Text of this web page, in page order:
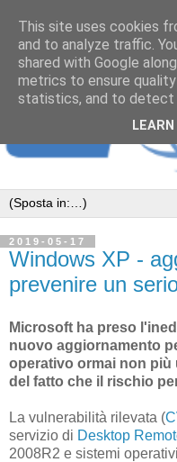
2019-05-17
Windows XP -
prevenire un
Microsoft ha preso
nuovo aggiornamento
operativo ormai non
del fatto che il rischio
La vulnerabilità rilevata (
servizio di Desktop
2008R2 e sistemi
This site uses cookies
and to analyze traffic.
shared with Google
metrics to ensure
statistics, and to detect